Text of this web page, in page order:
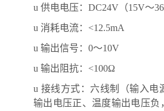
u 供电电压： DC24V（15V～
u 消耗电流： <12.5mA
u 输出信号： 0～10V
u 输出阻抗： <100Ω
u 接线方式：六线制（输入电
输出电压正、温度输出电压